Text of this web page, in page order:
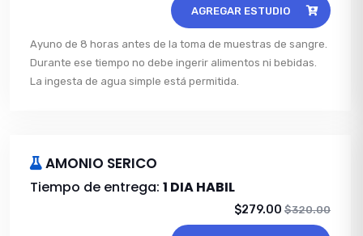
AGREGAR ESTUDIO
Ayuno de 8 horas antes de la toma de muestras de sangre.
Durante ese tiempo no debe ingerir alimentos ni bebidas.
La ingesta de agua simple está permitida.
AMONIO SERICO
Tiempo de entrega: 1 DIA HABIL
$279.00 $320.00